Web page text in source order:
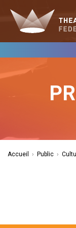
Accueil › Public ›